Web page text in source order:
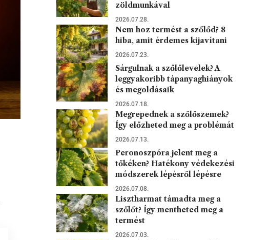
zöldmunkával
2026.07.28.
Nem hoz termést a szőlőd? 8
hiba, amit érdemes kijavítani
2026.07.23.
Sárgulnak a szőlőlevelek? A
leggyakoribb tápanyaghiányok
és megoldásaik
2026.07.18.
Megrepednek a szőlőszemek?
Így előzheted meg a problémát
2026.07.13.
Peronoszpóra jelent meg a
tőkéken? Hatékony védekezési
módszerek lépésről lépésre
2026.07.08.
Lisztharmat támadta meg a
szőlőt? Így mentheted meg a
termést
2026.07.03.